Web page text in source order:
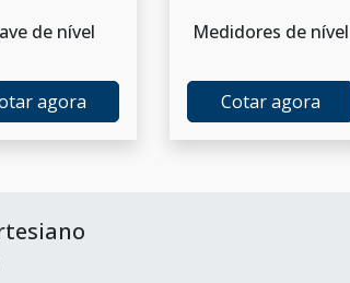
de nível
agora
Medidores de nível
Cotar agora